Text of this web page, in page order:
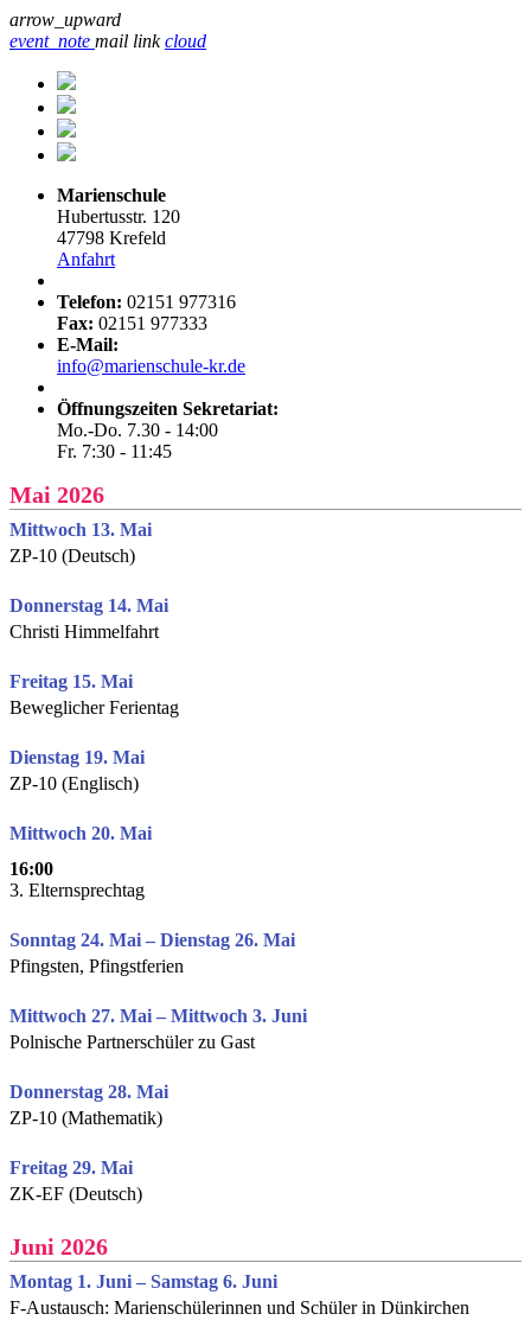
arrow_upward
event_note mail link cloud
Marienschule
Hubertusstr. 120
47798 Krefeld
Anfahrt
Telefon: 02151 977316
Fax: 02151 977333
E-Mail:
info@marienschule-kr.de
Öffnungszeiten Sekretariat:
Mo.-Do. 7.30 - 14:00
Fr. 7:30 - 11:45
Mai 2026
Mittwoch 13. Mai
ZP-10 (Deutsch)
Donnerstag 14. Mai
Christi Himmelfahrt
Freitag 15. Mai
Beweglicher Ferientag
Dienstag 19. Mai
ZP-10 (Englisch)
Mittwoch 20. Mai
16:00
3. Elternsprechtag
Sonntag 24. Mai – Dienstag 26. Mai
Pfingsten, Pfingstferien
Mittwoch 27. Mai – Mittwoch 3. Juni
Polnische Partnerschüler zu Gast
Donnerstag 28. Mai
ZP-10 (Mathematik)
Freitag 29. Mai
ZK-EF (Deutsch)
Juni 2026
Montag 1. Juni – Samstag 6. Juni
F-Austausch: Marienschülerinnen und Schüler in Dünkirchen